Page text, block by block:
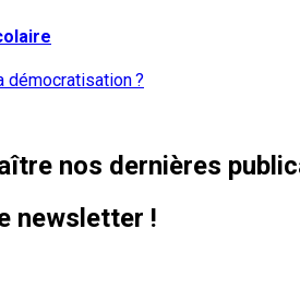
démocratisation ?
nos dernières
newsletter !